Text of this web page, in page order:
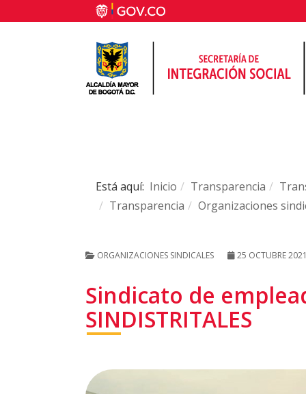
Está aquí: Inicio Transparencia
Transparencia
Organizaciones
ORGANIZACIONES SINDICALES 25 OCTUBRE
Sindicato de
SINDISTRITALES